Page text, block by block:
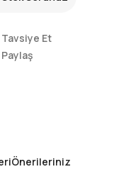
Tavsiye Et
Paylaş
Önerileriniz